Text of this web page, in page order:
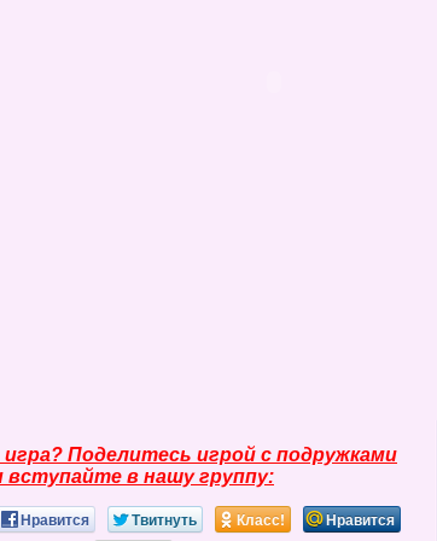
Поделитесь игрой с подружками
вступайте в нашу группу:
Нравится Твитнуть Класс! Нравится